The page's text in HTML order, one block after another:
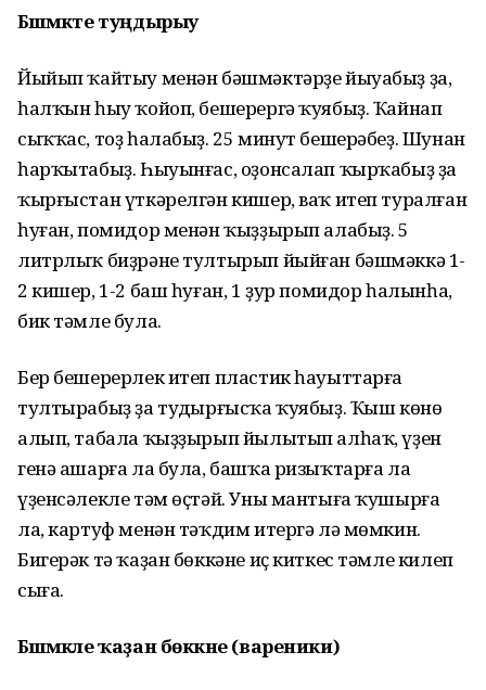
Бәшмәкте туңдырыу
Йыйып ҡайтыу менән бәшмәктәрҙе йыуабыҙ ҙа,
һалҡын һыу ҡойоп, беше­рергә ҡуябыҙ. Ҡайнап
сыҡҡас, тоҙ һалабыҙ. 25 минут бешерәбеҙ. Шунан
һарҡытабыҙ. Һыуынғас, оҙонсалап ҡыр­ҡабыҙ ҙа
ҡырғыстан үткәрелгән кишер, ваҡ итеп туралған
һуған, помидор менән ҡыҙҙырып алабыҙ. 5
литрлыҡ биҙрәне тултырып йыйған бәшмәккә 1-
2 кишер, 1-2 баш һуған, 1 ҙур помидор һалынһа,
бик тәмле була.
Бер бешерерлек итеп пластик һауыттарға
тултырабыҙ ҙа туңдырғысҡа ҡуябыҙ. Ҡыш көнө
алып, табала ҡыҙҙырып йылытып алһаҡ, үҙен
генә ашарға ла була, башҡа ризыҡтарға ла
үҙенсәлекле тәм өҫтәй. Уны мантыға ҡушырға
ла, картуф менән тәҡдим итергә лә мөмкин.
Бигерәк тә ҡаҙан бөккәне иҫ киткес тәмле килеп
сыға.
Бәшмәкле ҡаҙан бөккәне (вареники)